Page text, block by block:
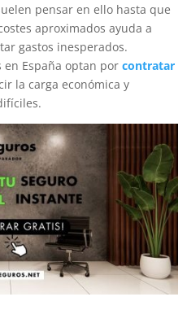
pensar en ello hasta que
aproximados ayuda a
gastos inesperados.
en España optan por contratar
la carga económica y